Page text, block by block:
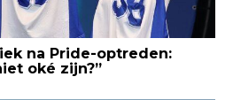
na Pride-optreden:
oké zijn?”